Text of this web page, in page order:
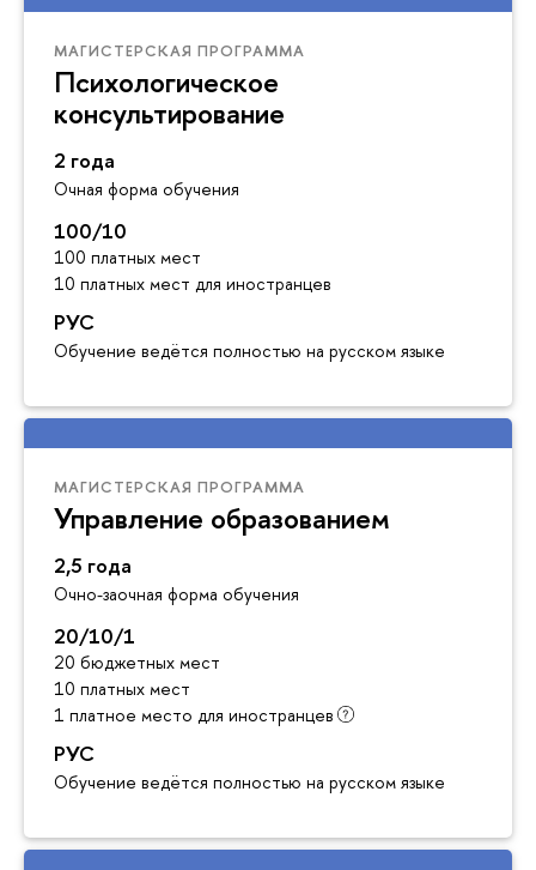
МАГИСТЕРСКАЯ ПРОГРАММА
Психологическое
консультирование
2 года
Очная форма обучения
100/10
100 платных мест
10 платных мест для иностранцев
РУС
Обучение ведётся полностью на русском языке
МАГИСТЕРСКАЯ ПРОГРАММА
Управление образованием
2,5 года
Очно-заочная форма обучения
20/10/1
20 бюджетных мест
10 платных мест
1 платное место для иностранцев
РУС
Обучение ведётся полностью на русском языке